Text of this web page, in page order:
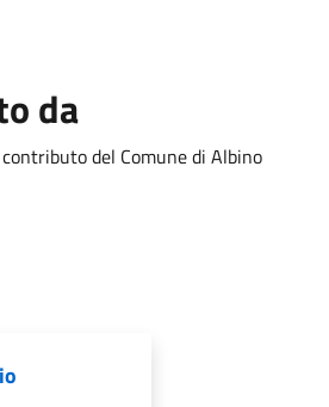
da
del Comune di Albino